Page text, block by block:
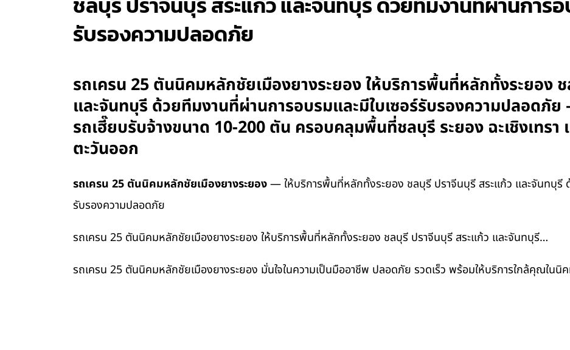
รับรองความปลอดภัย
รถเครน 25 ตันนิคมหลักชัยเมืองยางระยอง ให้บริการพื้นที่หลักทั้งระยอง
และจันทบุรี ด้วยทีมงานที่ผ่านการอบรมและมีใบเซอร์รับรองความปลอดภัย
รถเฮี๊ยบรับจ้างขนาด 10-200 ตัน ครอบคลุมพื้นที่ชลบุรี ระยอง ฉะเชิงเทร
ตะวันออก
รถเครน 25 ตันนิคมหลักชัยเมืองยางระยอง— ให้บริการพื้นที่หลักทั้งระยอง ชลบุรี ปราจีนบุรี สระแก้ว และจันทบุรี
รับรองความปลอดภัย
รถเครน 25 ตันนิคมหลักชัยเมืองยางระยอง ให้บริการพื้นที่หลักทั้งระยอง ชลบุรี ปราจีนบุรี สระแก้ว และจันทบุรี…
รถเครน 25 ตันนิคมหลักชัยเมืองยางระยอง มั่นใจในความเป็นมืออาชีพ ปลอดภัย รวดเร็ว พร้อมให้บริการใกล้คุณในนิ